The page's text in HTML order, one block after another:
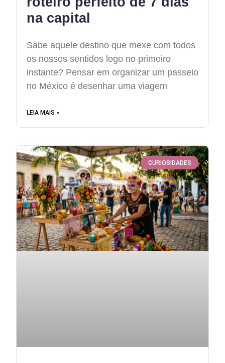
na capital
Sabe aquele destino que mexe com todos
os nossos sentidos logo no primeiro
instante? Pensar em organizar um passeio
no México é desenhar uma viagem
LEIA MAIS »
CURIOSIDADES